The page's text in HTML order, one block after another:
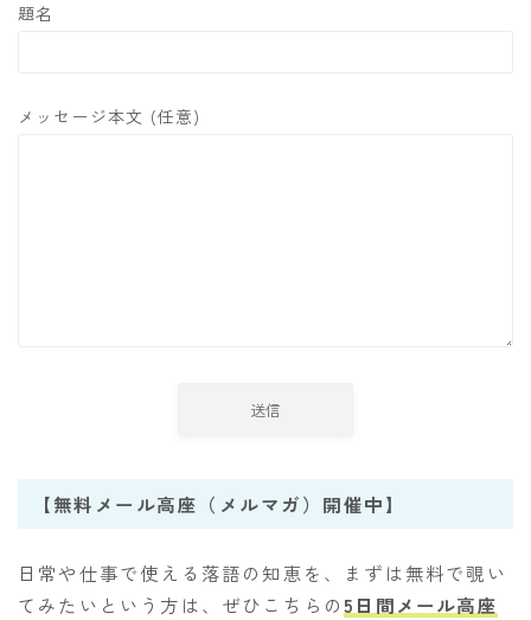
題名
メッセージ本文 (任意)
【無料メール高座（メルマガ）開催中】
日常や仕事で使える落語の知恵を、まずは無料で覗い
てみたいという方は、ぜひこちらの5日間メール高座